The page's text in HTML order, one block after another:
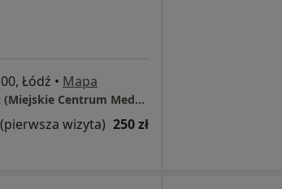
Łódź • Mapa
Poradnia Dietetyczna Łódź (Miejskie Centrum Medyczne Górna, gabinet 100, piętro 1.)
wizyta) 250 zł